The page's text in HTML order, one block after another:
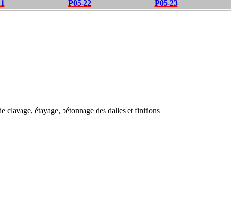
P05-22 P05-23
clavage, étayage, bétonnage des dalles et finitions